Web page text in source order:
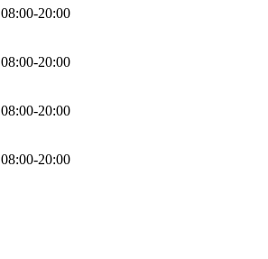
08:00-20:00
08:00-20:00
08:00-20:00
08:00-20:00